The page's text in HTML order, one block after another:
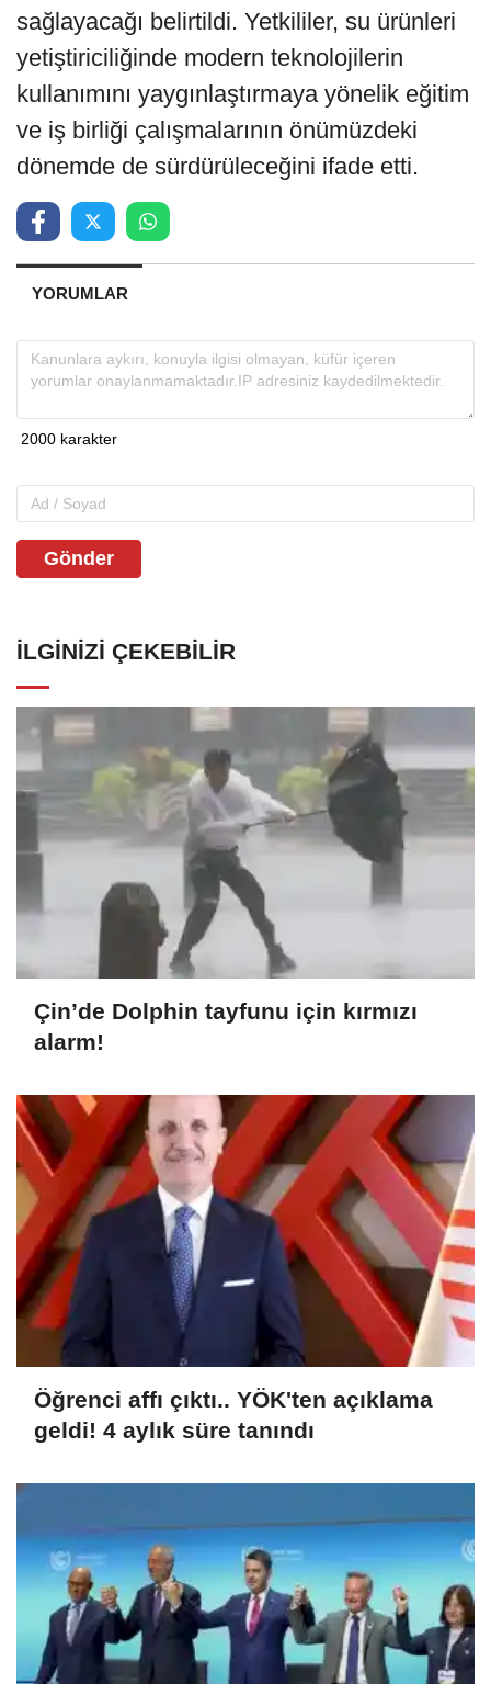
sağlayacağı belirtildi. Yetkililer, su ürünleri
yetiştiriciliğinde modern teknolojilerin
kullanımını yaygınlaştırmaya yönelik eğitim
ve iş birliği çalışmalarının önümüzdeki
dönemde de sürdürüleceğini ifade etti.
YORUMLAR
Gönder
İLGINIZI ÇEKEBILIR
Çin’de Dolphin tayfunu için kırmızı
alarm!
Öğrenci affı çıktı.. YÖK'ten açıklama
geldi! 4 aylık süre tanındı